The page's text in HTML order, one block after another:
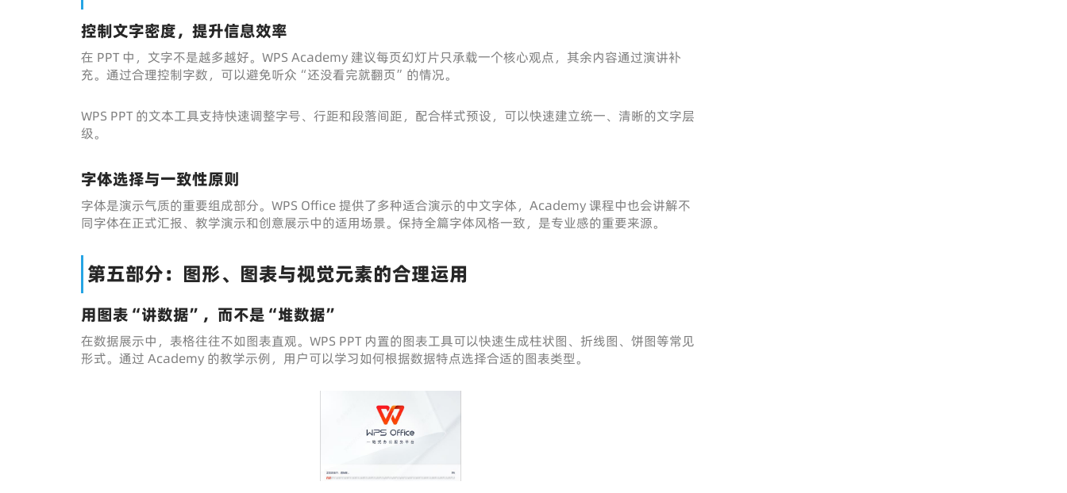
控制文字密度，提升信息效率
在 PPT 中，文字不是越多越好。WPS Academy 建议每页幻灯片只承载一个核心观点，其余内容通过演讲补
充。通过合理控制字数，可以避免听众“还没看完就翻页”的情况。
WPS PPT 的文本工具支持快速调整字号、行距和段落间距，配合样式预设，可以快速建立统一、清晰的文字层
级。
字体选择与一致性原则
字体是演示气质的重要组成部分。WPS Office 提供了多种适合演示的中文字体，Academy 课程中也会讲解不
同字体在正式汇报、教学演示和创意展示中的适用场景。保持全篇字体风格一致，是专业感的重要来源。
第五部分：图形、图表与视觉元素的合理运用
用图表“讲数据”，而不是“堆数据”
在数据展示中，表格往往不如图表直观。WPS PPT 内置的图表工具可以快速生成柱状图、折线图、饼图等常见
形式。通过 Academy 的教学示例，用户可以学习如何根据数据特点选择合适的图表类型。